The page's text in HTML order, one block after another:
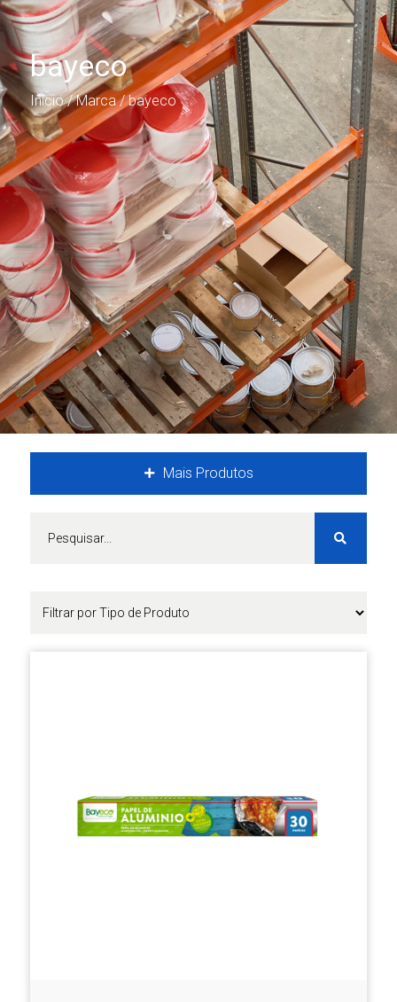
bayeco
Início/ Marca / bayeco
Mais Produtos